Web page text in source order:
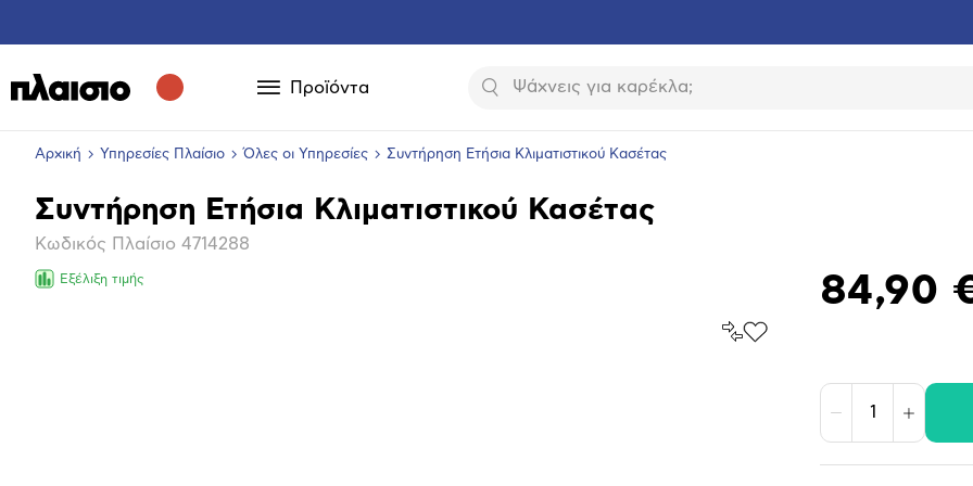
Προϊόντα Αναζήτηση
Αρχική Υπηρεσίες Πλαίσιο Όλες οι Υπηρεσίες Συντήρηση Ετήσια Κλιματιστικού Κασέτας
Βασικά
χαρακτηριστικά
Συντήρηση Ετήσια Κλιματιστικού Κασέτας
Κωδικός Πλαίσιο 4714288
Εξέλιξη τιμής
Σύγκρινέ
Προσθήκη
84,90
Μείωση Αύξηση